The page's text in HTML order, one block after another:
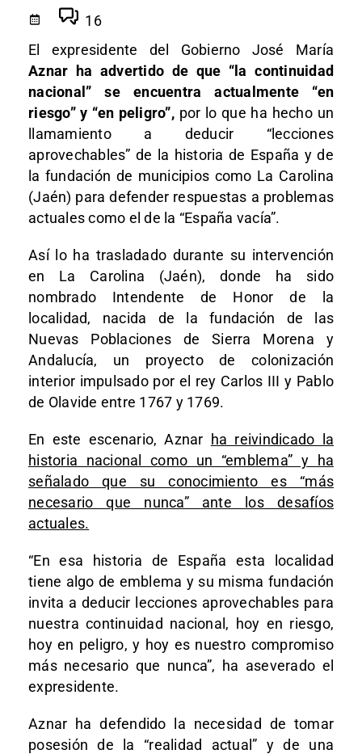
16
El expresidente del Gobierno José María
Aznar ha advertido de que “la continuidad
nacional” se encuentra actualmente “en
riesgo” y “en peligro”,por lo que ha hecho un
llamamiento a deducir “lecciones
aprovechables” de la historia de España y de
la fundación de municipios como La Carolina
(Jaén) para defender respuestas a problemas
actuales como el de la “España vacía”.
Así lo ha trasladado durante su intervención
en La Carolina (Jaén), donde ha sido
nombrado Intendente de Honor de la
localidad, nacida de la fundación de las
Nuevas Poblaciones de Sierra Morena y
Andalucía, un proyecto de colonización
interior impulsado por el rey Carlos III y Pablo
de Olavide entre 1767 y 1769.
En este escenario, Aznar ha reivindicado la
historia nacional como un “emblema” y ha
señalado que su conocimiento es “más
necesario que nunca” ante los desafíos
actuales.
“En esa historia de España esta localidad
tiene algo de emblema y su misma fundación
invita a deducir lecciones aprovechables para
nuestra continuidad nacional, hoy en riesgo,
hoy en peligro, y hoy es nuestro compromiso
más necesario que nunca”, ha aseverado el
expresidente.
Aznar ha defendido la necesidad de tomar
posesión de la “realidad actual” y de una